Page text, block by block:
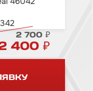
2 700 ₽
400 ₽